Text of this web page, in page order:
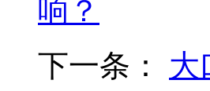
响？
下一条： 大